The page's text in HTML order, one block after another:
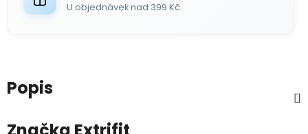
U objednávek nad 399 Kč.
Popis